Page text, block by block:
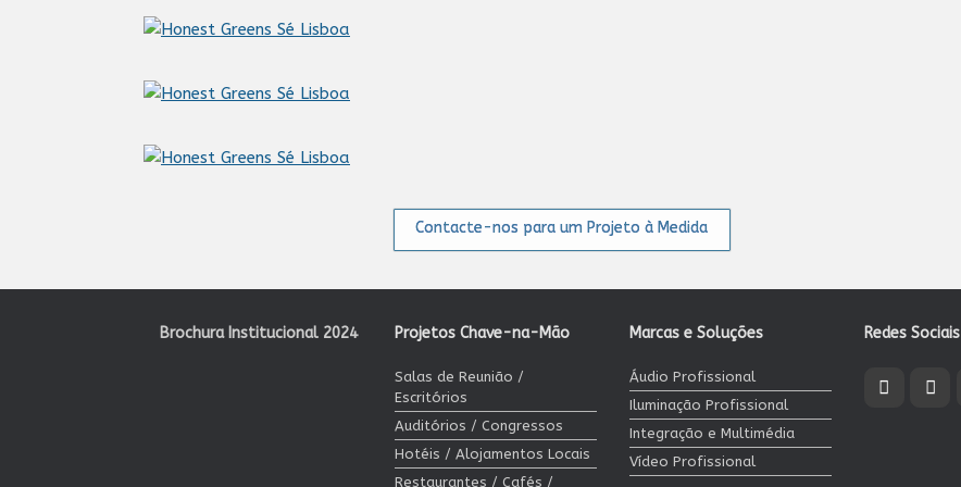
Contacte-nos para um Projeto à Medida
Brochura Institucional 2024 Projetos Chave-na-Mão
Salas de Reunião /
Escritórios
Auditórios / Congressos
Hotéis / Alojamentos Locais
Restaurantes / Cafés /
Marcas e Soluções
Áudio Profissional
Iluminação Profissional
Integração e Multimédia
Vídeo Profissional
Redes Sociais